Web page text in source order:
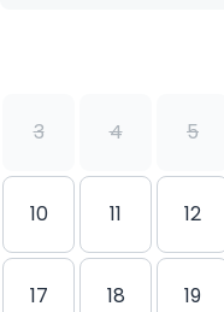
3 4 5
10 11 12
17 18 19